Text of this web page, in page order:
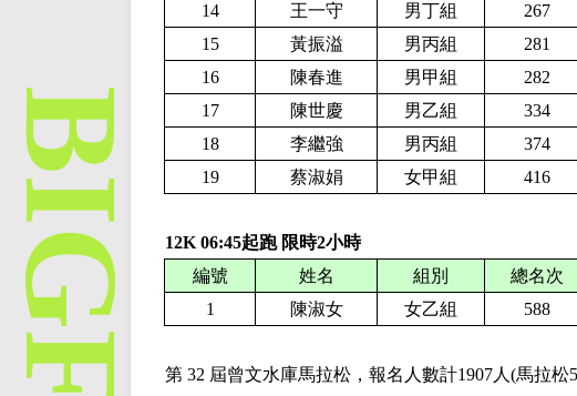
14
王一守 男丁組 267
15
黃振溢 男丙組 281
16
陳春進 男甲組 282
17
陳世慶 男乙組 334
18
李繼強 男丙組 374
19
蔡淑娟 女甲組 416
12K 06:45起跑 限時2小時
編號
姓名 組別 總名次
1
陳淑女 女乙組 588
第 32 屆曾文水庫馬拉松，報名人數計1907人(馬拉松